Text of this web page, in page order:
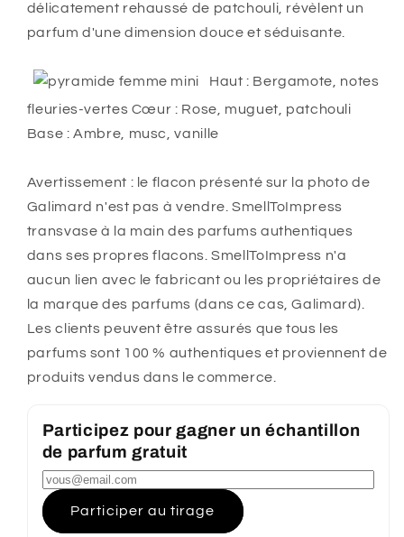
délicatement rehaussé de patchouli, révèlent un
parfum d'une dimension douce et séduisante.
Haut : Bergamote, notes
fleuries-vertes Cœur : Rose, muguet, patchouli
Base : Ambre, musc, vanille
Avertissement : le flacon présenté sur la photo de
Galimard n'est pas à vendre. SmellToImpress
transvase à la main des parfums authentiques
dans ses propres flacons. SmellToImpress n'a
aucun lien avec le fabricant ou les propriétaires de
la marque des parfums (dans ce cas, Galimard).
Les clients peuvent être assurés que tous les
parfums sont 100 % authentiques et proviennent de
produits vendus dans le commerce.
Participez pour gagner un échantillon
de parfum gratuit
Participer au tirage